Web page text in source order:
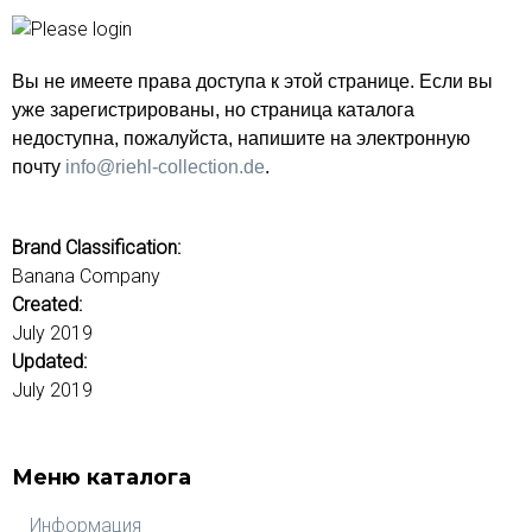
о
в
а
д
Вы не имеете права доступа к этой странице. Если вы
уже зарегистрированы, но страница каталога
недоступна, пожалуйста, напишите на электронную
почту info@riehl-collection.de.
Brand Classification:
Banana Company
Created:
July 2019
Updated:
July 2019
Меню каталога
Информация